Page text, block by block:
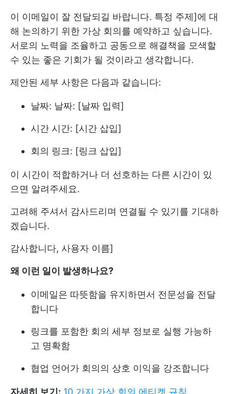
이 이메일이 잘 전달되길 바랍니다. 특정 주제]에 대
해 논의하기 위한 가상 회의를 예약하고 싶습니다.
서로의 노력을 조율하고 공동으로 해결책을 모색할
수 있는 좋은 기회가 될 것이라고 생각합니다.
제안된 세부 사항은 다음과 같습니다:
날짜: 날짜: [날짜 입력]
시간 시간: [시간 삽입]
회의 링크: [링크 삽입]
이 시간이 적합하거나 더 선호하는 다른 시간이 있
으면 알려주세요.
고려해 주셔서 감사드리며 연결될 수 있기를 기대하
겠습니다.
감사합니다, 사용자 이름]
왜 이런 일이 발생하나요?
이메일은 따뜻함을 유지하면서 전문성을 전달
합니다
링크를 포함한 회의 세부 정보로 실행 가능하
고 명확함
협업 언어가 회의의 상호 이익을 강조합니다
자세히 보기: 10 가지 가상 회의 에티켓 규칙